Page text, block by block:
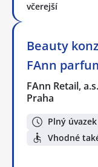
včerejší
Beauty
FAnn
FAnn Retail, a.s.
Praha
Plný úvazek
Vhodné